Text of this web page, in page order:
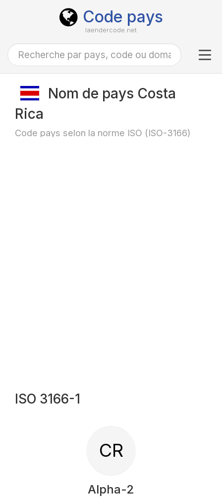
Code pays
laendercode.net
Nom de pays Costa
Rica
Code pays selon la norme ISO (ISO-3166)
ISO 3166-1
CR
Alpha-2